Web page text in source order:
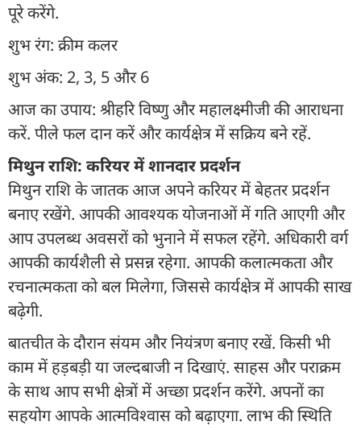
पूरे करेंगे.
शुभ रंग: क्रीम कलर
शुभ अंक: 2, 3, 5 और 6
आज का उपाय: श्रीहरि विष्णु और महालक्ष्मीजी की आराधना
करें. पीले फल दान करें और कार्यक्षेत्र में सक्रिय बने रहें.
मिथुन राशि: करियर में शानदार प्रदर्शन
मिथुन राशि के जातक आज अपने करियर में बेहतर प्रदर्शन
बनाए रखेंगे. आपकी आवश्यक योजनाओं में गति आएगी और
आप उपलब्ध अवसरों को भुनाने में सफल रहेंगे. अधिकारी वर्ग
आपकी कार्यशैली से प्रसन्न रहेगा. आपकी कलात्मकता और
रचनात्मकता को बल मिलेगा, जिससे कार्यक्षेत्र में आपकी साख
बढ़ेगी.
बातचीत के दौरान संयम और नियंत्रण बनाए रखें. किसी भी
काम में हड़बड़ी या जल्दबाजी न दिखाएं. साहस और पराक्रम
के साथ आप सभी क्षेत्रों में अच्छा प्रदर्शन करेंगे. अपनों का
सहयोग आपके आत्मविश्वास को बढ़ाएगा. लाभ की स्थिति